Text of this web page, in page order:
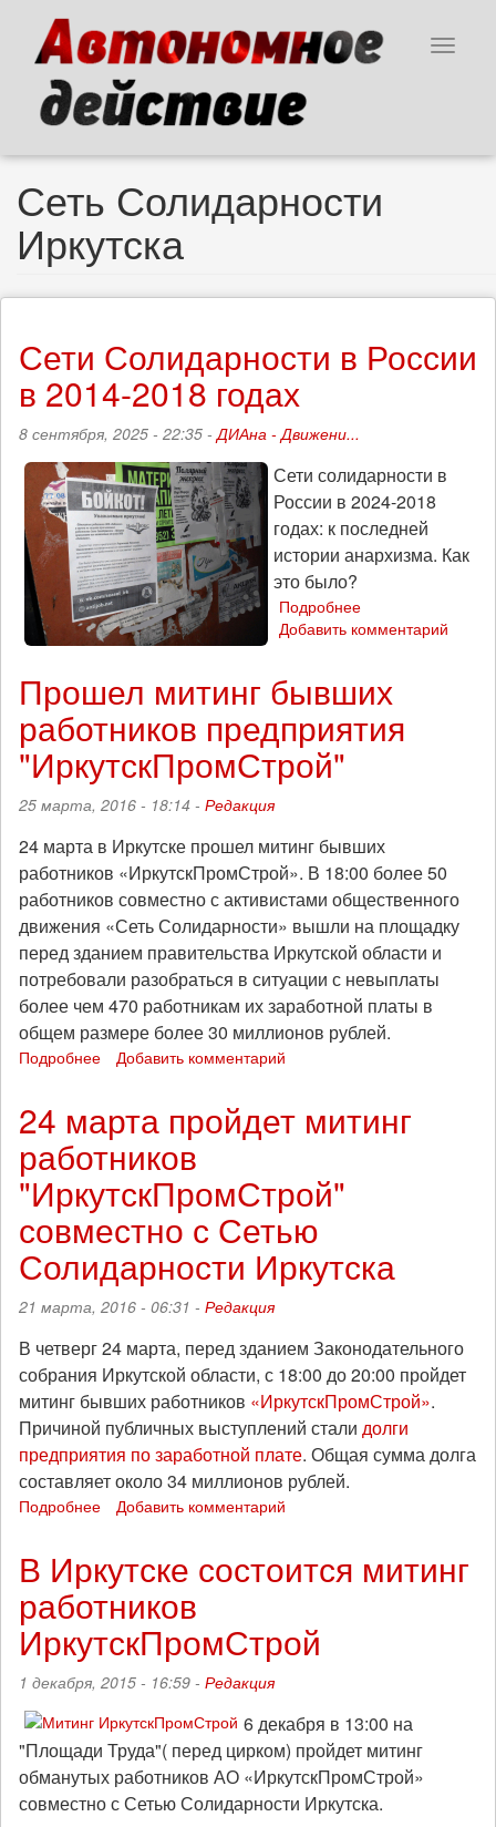
основному
содержанию
Toggle
Сеть Солидарности
Иркутска
Сети Солидарности в России
в 2014-2018 годах
8 сентября, 2025 - 22:35 -ДИАна - Движени...
Сети солидарности в
России в 2024-2018
годах: к последней
истории анархизма. Как
это было?
Подробнее
Сети
России
2014-
Добавить комментарий
Прошел митинг бывших
работников предприятия
"ИркутскПромСтрой"
25 марта, 2016 - 18:14 - Редакция
24 марта в Иркутске прошел митинг бывших
работников «ИркутскПромСтрой». В 18:00 более 50
работников совместно с активистами общественного
движения «Сеть Солидарности» вышли на площадку
перед зданием правительства Иркутской области и
потребовали разобраться в ситуации с невыплаты
более чем 470 работникам их заработной платы в
общем размере более 30 миллионов рублей.
Подробнее
бывших
работников
предприятия
"ИркутскПромСтрой"
Добавить комментарий
24 марта пройдет митинг
работников
"ИркутскПромСтрой"
совместно с Сетью
Солидарности Иркутска
21 марта, 2016 - 06:31 - Редакция
В четверг 24 марта, перед зданием Законодательного
собрания Иркутской области, с 18:00 до 20:00 пройдет
митинг бывших работников «ИркутскПромСтрой».
Причиной публичных выступлений стали долги
предприятия по заработной плате. Общая сумма долга
составляет около 34 миллионов рублей.
Подробнее
пройдет
митинг
работников
"ИркутскПромСтрой"
совместно
с
Солидарности
Иркутска
Добавить комментарий
В Иркутске состоится митинг
работников
ИркутскПромСтрой
1 декабря, 2015 - 16:59 - Редакция
6 декабря в 13:00 на
"Площади Труда"( перед цирком) пройдет митинг
обманутых работников АО «ИркутскПромСтрой»
совместно с Сетью Солидарности Иркутска.